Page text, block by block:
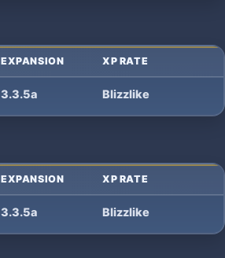
EXPANSION XP RATE
3.3.5a Blizzlike
EXPANSION XP RATE
3.3.5a Blizzlike